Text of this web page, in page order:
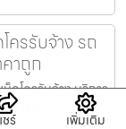
ครรับจ้าง รถ
าถูก
คโครรับจ้าง บริการ
การณ
ร์ เพิ่มเติม